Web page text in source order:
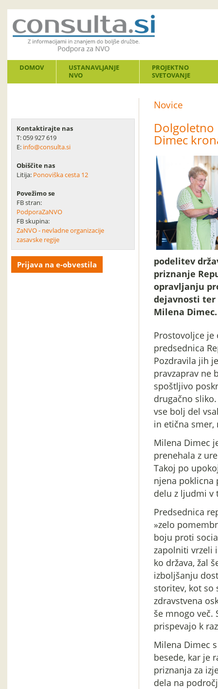
DOMOV
USTANAVLJANJE
NVO
PROJEKTNO
SVETOVANJE
Kontaktirajte nas
T: 059 927 619
E: info@consulta.si
Obiščite nas
Litija: Ponoviška cesta 12
Povežimo se
FB stran:
PodporaZaNVO
FB skupina:
ZaNVO - nevladne organizacije
zasavske regije
Prijava na e-obvestila
Novice
Dimec
podelitev
priznanje
opravljanju
dejavnosti ter
Milena Dimec.
Prostovoljce
predsednica
Pozdravila jih
pravzaprav ne
spoštljivo
drugačno
vse bolj del
in etična smer,
Milena Dimec
prenehala z
Takoj po
njena poklicna
delu z ljudmi
Predsednica
»zelo
boju proti
zapolniti vrzeli
ko država, žal
izboljšanju
storitev, kot so
zdravstvena
še mnogo
prispevajo k
Milena Dimec
besede, kar je
priznanja za
dela na